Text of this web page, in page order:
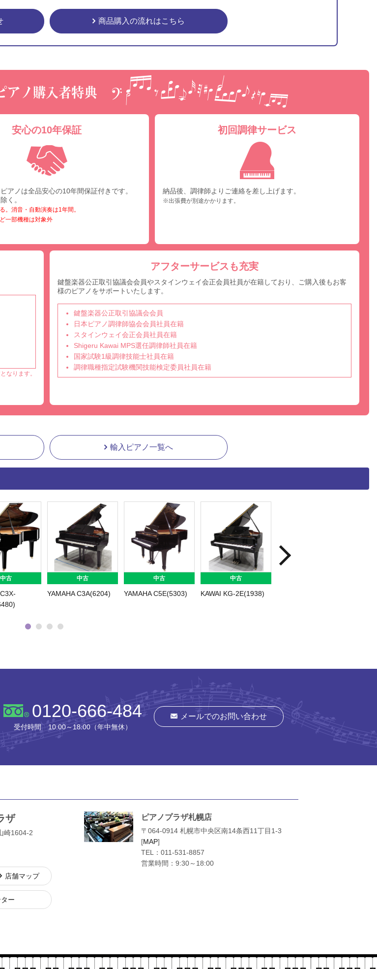
商品購入の流れはこちら
ピ
安心の10年保証
アノは全品安心の10年間保証付きです。
く。
。消音・自動演奏は1年間。
一部機種は対象外
初回調律サービス
納品後、調律師よりご連絡を差し上げます。
※出張費が別途かかります。
なります。
アフターサービスも充実
鍵盤楽器公正取引協議会会員やスタインウェイ会正会員社員が在籍しており、ご購入後もお客
様のピアノをサポートいたします。
鍵盤楽器公正取引協議会会員
日本ピアノ調律師協会会員社員在籍
スタインウェイ会正会員社員在籍
Shigeru Kawai MPS選任調律師社員在籍
国家試験1級調律技能士社員在籍
調律職種指定試験機関技能検定委員社員在籍
輸入ピアノ一覧へ
中古 中古
YAMAHA C3A(6204)
中古
YAMAHA C5E(5303)
中古
KAWAI KG-2E(1938)
ザ 0120-666-484
受付時間 10:00～18:00（年中無休）
メールでのお問い合わせ
ザ
崎1604-2
店舗マップ
ー
ピアノプラザ札幌店
〒064-0914 札幌市中央区南14条西11丁目1-3
[MAP]
TEL： 011-531-8857
営業時間：9:30～18:00